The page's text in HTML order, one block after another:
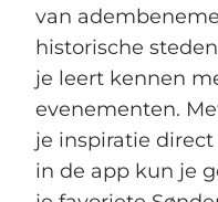
van
historische
je leert kennen
evenementen.
je inspiratie
in de app kun je